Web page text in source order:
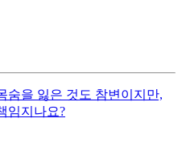
을 잃은 것도 참변이지만,
임지나요?